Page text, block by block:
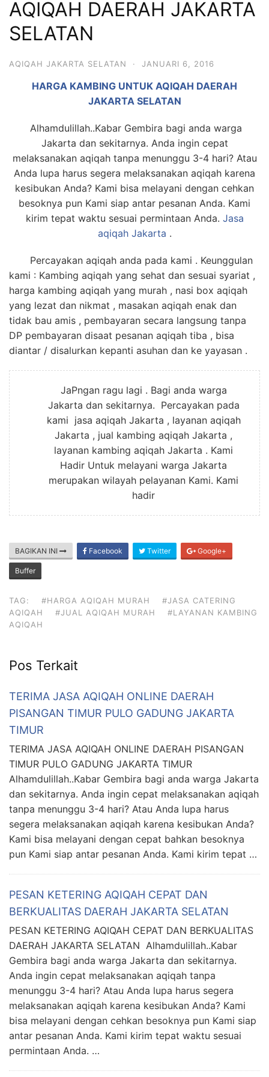
6713
AQIQAH DAERAH JAKARTA
SELATAN
AQIQAH JAKARTA SELATAN · JANUARI 6, 2016
HARGA KAMBING UNTUK AQIQAH DAERAH
JAKARTA SELATAN
Alhamdulillah..Kabar Gembira bagi anda warga
Jakarta dan sekitarnya. Anda ingin cepat
melaksanakan aqiqah tanpa menunggu 3-4 hari? Atau
Anda lupa harus segera melaksanakan aqiqah karena
kesibukan Anda? Kami bisa melayani dengan cehkan
besoknya pun Kami siap antar pesanan Anda. Kami
kirim tepat waktu sesuai permintaan Anda. Jasa
aqiqah Jakarta .
Percayakan aqiqah anda pada kami . Keunggulan
kami : Kambing aqiqah yang sehat dan sesuai syariat ,
harga kambing aqiqah yang murah , nasi box aqiqah
yang lezat dan nikmat , masakan aqiqah enak dan
tidak bau amis , pembayaran secara langsung tanpa
DP pembayaran disaat pesanan aqiqah tiba , bisa
diantar / disalurkan kepanti asuhan dan ke yayasan .
JaPngan ragu lagi . Bagi anda warga
Jakarta dan sekitarnya. Percayakan pada
kami jasa aqiqah Jakarta , layanan aqiqah
Jakarta , jual kambing aqiqah Jakarta ,
layanan kambing aqiqah Jakarta . Kami
Hadir Untuk melayani warga Jakarta
merupakan wilayah pelayanan Kami. Kami
hadir
BAGIKAN INI Facebook Twitter Google+
Buffer
TAG: #HARGA AQIQAH MURAH
#JASA CATERING
AQIQAH
#JUAL AQIQAH MURAH
#LAYANAN KAMBING
AQIQAH
Pos Terkait
TERIMA JASA AQIQAH ONLINE DAERAH
PISANGAN TIMUR PULO GADUNG JAKARTA
TIMUR
TERIMA JASA AQIQAH ONLINE DAERAH PISANGAN
TIMUR PULO GADUNG JAKARTA TIMUR
Alhamdulillah..Kabar Gembira bagi anda warga Jakarta
dan sekitarnya. Anda ingin cepat melaksanakan aqiqah
tanpa menunggu 3-4 hari? Atau Anda lupa harus
segera melaksanakan aqiqah karena kesibukan Anda?
Kami bisa melayani dengan cepat bahkan besoknya
pun Kami siap antar pesanan Anda. Kami kirim tepat …
PESAN KETERING AQIQAH CEPAT DAN
BERKUALITAS DAERAH JAKARTA SELATAN
PESAN KETERING AQIQAH CEPAT DAN BERKUALITAS
DAERAH JAKARTA SELATAN Alhamdulillah..Kabar
Gembira bagi anda warga Jakarta dan sekitarnya.
Anda ingin cepat melaksanakan aqiqah tanpa
menunggu 3-4 hari? Atau Anda lupa harus segera
melaksanakan aqiqah karena kesibukan Anda? Kami
bisa melayani dengan cehkan besoknya pun Kami siap
antar pesanan Anda. Kami kirim tepat waktu sesuai
permintaan Anda. …